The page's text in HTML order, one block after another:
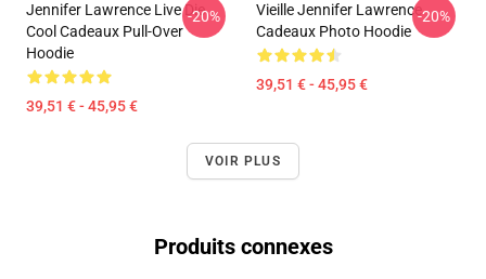
Jennifer Lawrence Live Die
Cool Cadeaux Pull-Over
Hoodie
39,51 € - 45,95 €
-20%
Vieille Jennifer Lawrence
Cadeaux Photo Hoodie
39,51 € - 45,95 €
-20%
VOIR PLUS
Produits connexes